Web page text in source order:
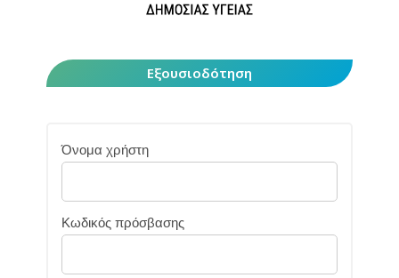
Εξουσιοδότηση
Όνομα χρήστη
Κωδικός πρόσβασης